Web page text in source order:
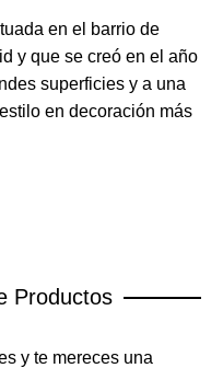
en el barrio de
y que se creó en el año
superficies y a una
en decoración más
Productos
y te mereces una